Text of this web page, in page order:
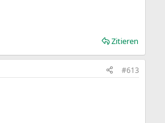
Zitieren
#613